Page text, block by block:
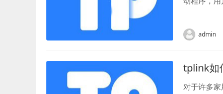
admin
tplink如
对于许多